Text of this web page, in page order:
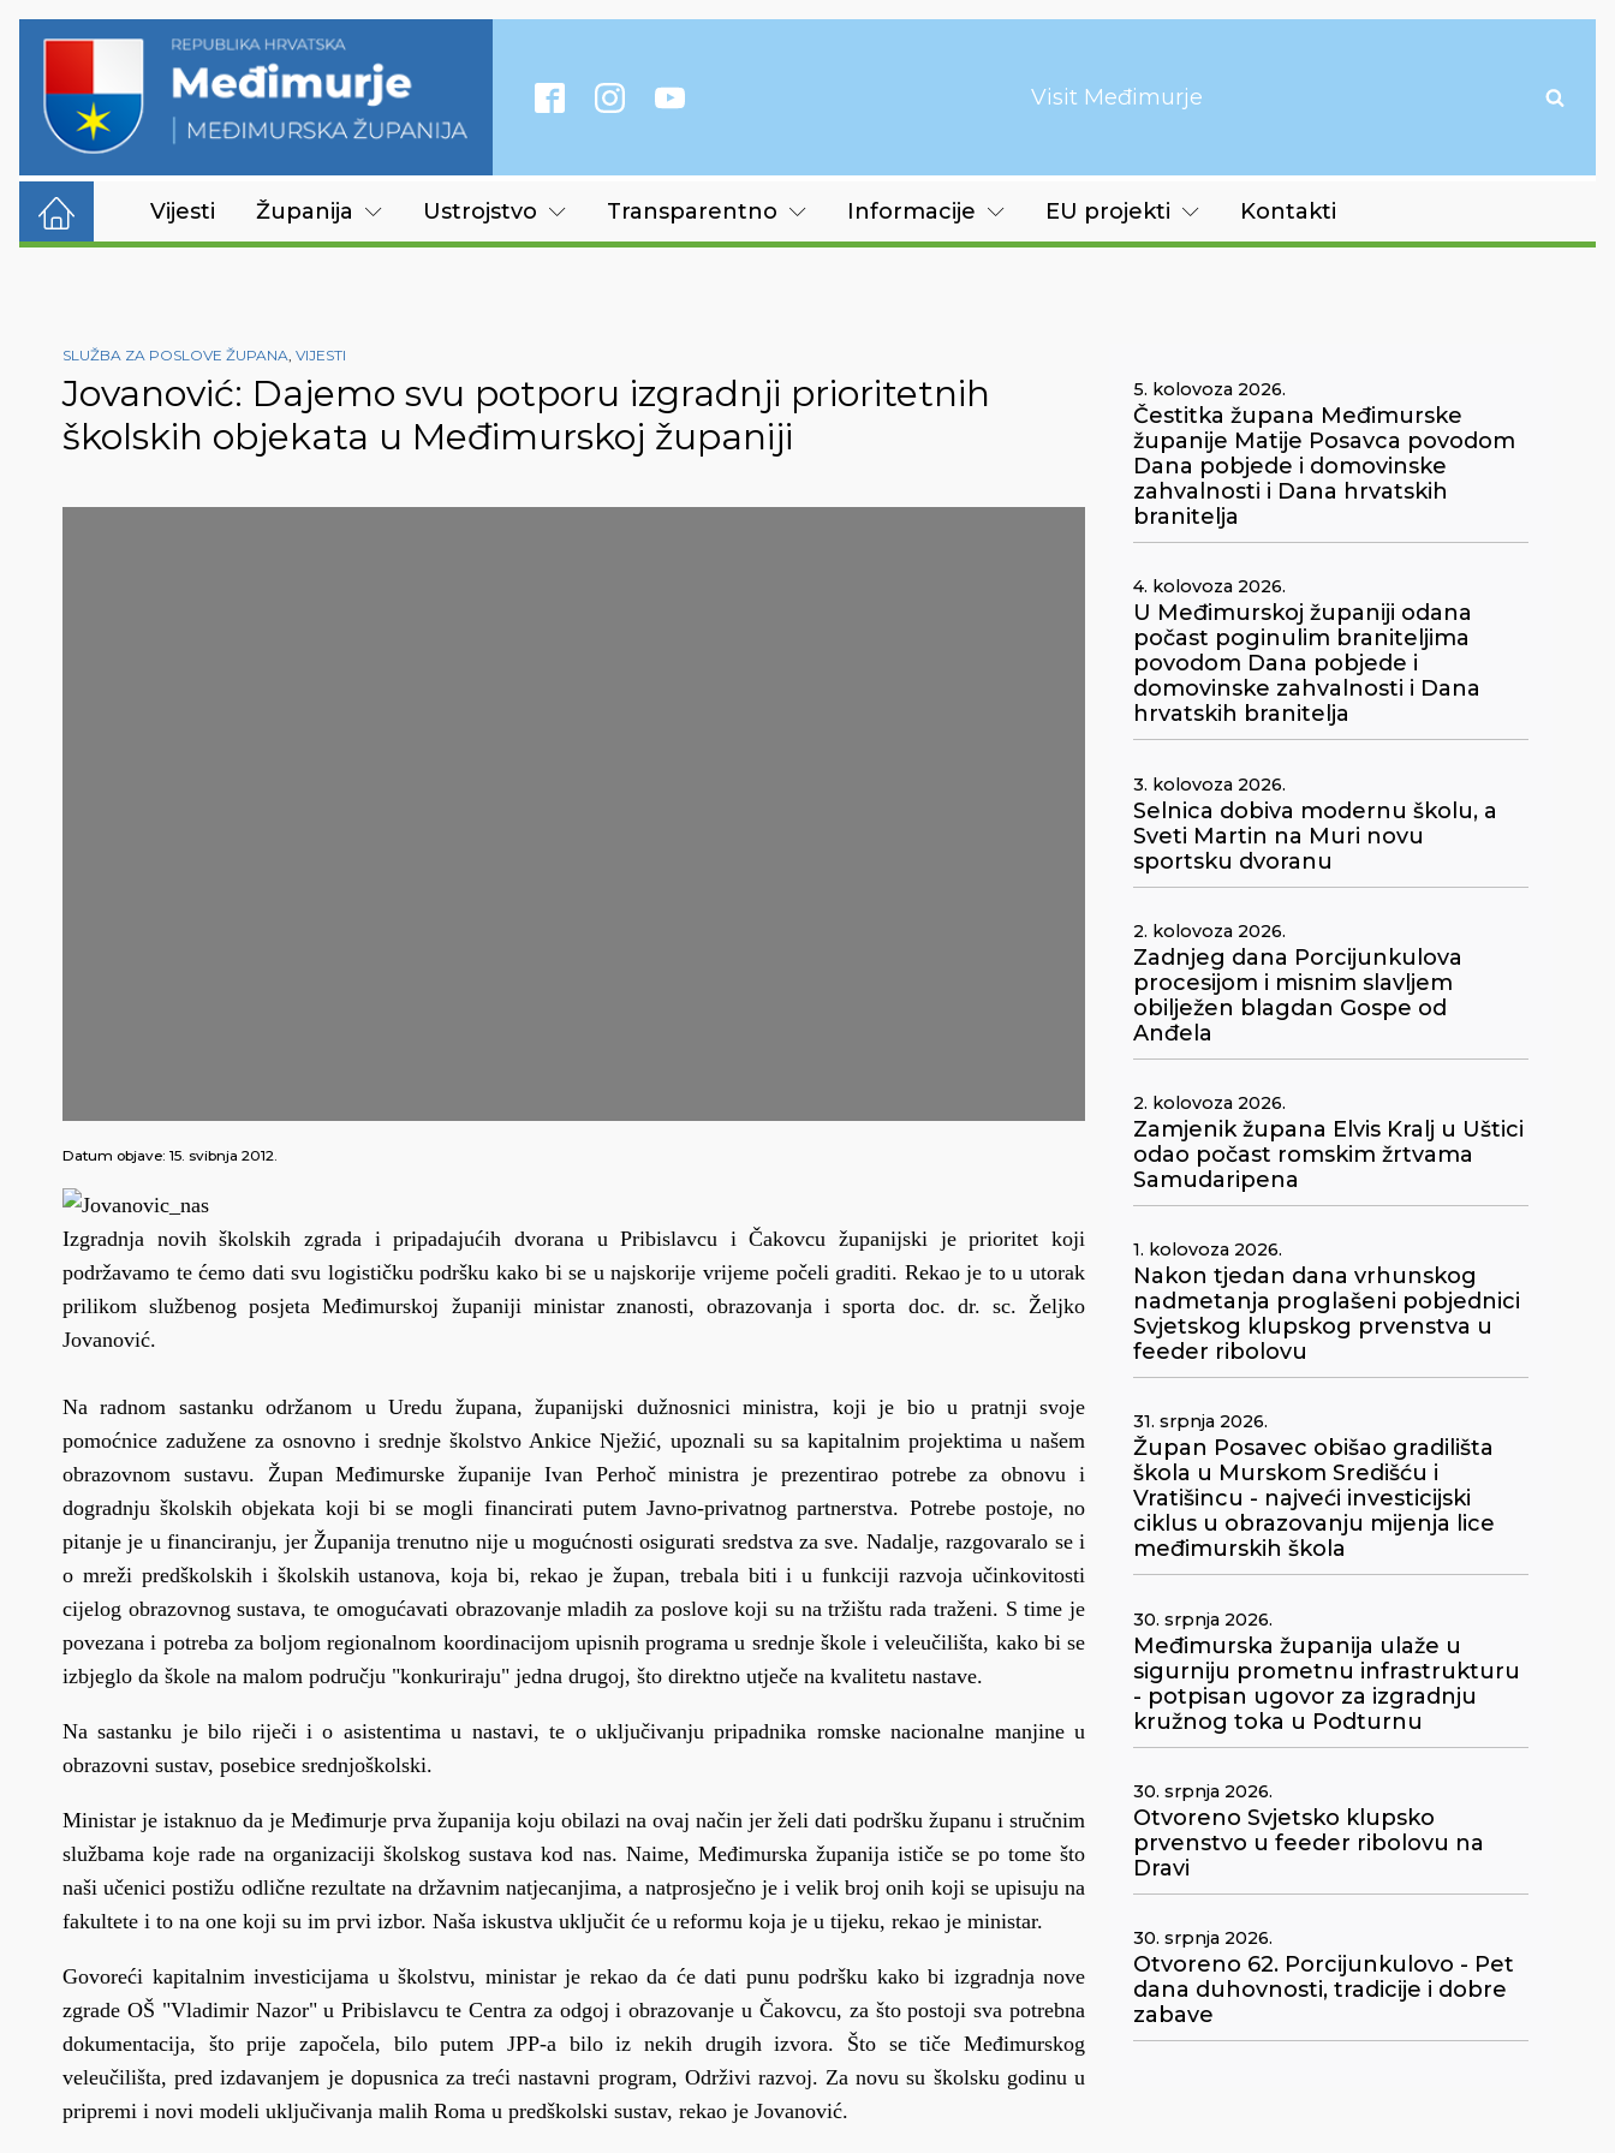
Visit Međimurje
Vijesti Županija Ustrojstvo Transparentno Informacije EU projekti Kontakti
SLUŽBA ZA POSLOVE ŽUPANA, VIJESTI
Jovanović: Dajemo svu potporu izgradnji prioritetnih
školskih objekata u Međimurskoj županiji
Datum objave: 15. svibnja 2012.
Izgradnja novih školskih zgrada i pripadajućih dvorana u Pribislavcu i Čakovcu županijski je prioritet koji
podržavamo te ćemo dati svu logističku podršku kako bi se u najskorije vrijeme počeli graditi. Rekao je to u utorak
prilikom službenog posjeta Međimurskoj županiji ministar znanosti, obrazovanja i sporta doc. dr. sc. Željko
Jovanović.
Na radnom sastanku održanom u Uredu župana, županijski dužnosnici ministra, koji je bio u pratnji svoje
pomoćnice zadužene za osnovno i srednje školstvo Ankice Nježić, upoznali su sa kapitalnim projektima u našem
obrazovnom sustavu. Župan Međimurske županije Ivan Perhoč ministra je prezentirao potrebe za obnovu i
dogradnju školskih objekata koji bi se mogli financirati putem Javno-privatnog partnerstva. Potrebe postoje, no
pitanje je u financiranju, jer Županija trenutno nije u mogućnosti osigurati sredstva za sve. Nadalje, razgovaralo se i
o mreži predškolskih i školskih ustanova, koja bi, rekao je župan, trebala biti i u funkciji razvoja učinkovitosti
cijelog obrazovnog sustava, te omogućavati obrazovanje mladih za poslove koji su na tržištu rada traženi. S time je
povezana i potreba za boljom regionalnom koordinacijom upisnih programa u srednje škole i veleučilišta, kako bi se
izbjeglo da škole na malom području "konkuriraju" jedna drugoj, što direktno utječe na kvalitetu nastave.
Na sastanku je bilo riječi i o asistentima u nastavi, te o uključivanju pripadnika romske nacionalne manjine u
obrazovni sustav, posebice srednjoškolski.
Ministar je istaknuo da je Međimurje prva županija koju obilazi na ovaj način jer želi dati podršku županu i stručnim
službama koje rade na organizaciji školskog sustava kod nas. Naime, Međimurska županija ističe se po tome što
naši učenici postižu odlične rezultate na državnim natjecanjima, a natprosječno je i velik broj onih koji se upisuju na
fakultete i to na one koji su im prvi izbor. Naša iskustva uključit će u reformu koja je u tijeku, rekao je ministar.
Govoreći kapitalnim investicijama u školstvu, ministar je rekao da će dati punu podršku kako bi izgradnja nove
zgrade OŠ "Vladimir Nazor" u Pribislavcu te Centra za odgoj i obrazovanje u Čakovcu, za što postoji sva potrebna
dokumentacija, što prije započela, bilo putem JPP-a bilo iz nekih drugih izvora. Što se tiče Međimurskog
veleučilišta, pred izdavanjem je dopusnica za treći nastavni program, Održivi razvoj. Za novu su školsku godinu u
pripremi i novi modeli uključivanja malih Roma u predškolski sustav, rekao je Jovanović.
5. kolovoza 2026.
Čestitka župana Međimurske
županije Matije Posavca povodom
Dana pobjede i domovinske
zahvalnosti i Dana hrvatskih
branitelja
4. kolovoza 2026.
U Međimurskoj županiji odana
počast poginulim braniteljima
povodom Dana pobjede i
domovinske zahvalnosti i Dana
hrvatskih branitelja
3. kolovoza 2026.
Selnica dobiva modernu školu, a
Sveti Martin na Muri novu
sportsku dvoranu
2. kolovoza 2026.
Zadnjeg dana Porcijunkulova
procesijom i misnim slavljem
obilježen blagdan Gospe od
Anđela
2. kolovoza 2026.
Zamjenik župana Elvis Kralj u Uštici
odao počast romskim žrtvama
Samudaripena
1. kolovoza 2026.
Nakon tjedan dana vrhunskog
nadmetanja proglašeni pobjednici
Svjetskog klupskog prvenstva u
feeder ribolovu
31. srpnja 2026.
Župan Posavec obišao gradilišta
škola u Murskom Središću i
Vratišincu - najveći investicijski
ciklus u obrazovanju mijenja lice
međimurskih škola
30. srpnja 2026.
Međimurska županija ulaže u
sigurniju prometnu infrastrukturu
- potpisan ugovor za izgradnju
kružnog toka u Podturnu
30. srpnja 2026.
Otvoreno Svjetsko klupsko
prvenstvo u feeder ribolovu na
Dravi
30. srpnja 2026.
Otvoreno 62. Porcijunkulovo - Pet
dana duhovnosti, tradicije i dobre
zabave